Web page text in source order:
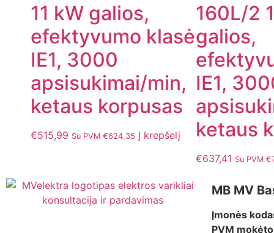
11 kW galios,
efektyvumo klasė
IE1, 3000
apsisukimai/min,
ketaus korpusas
€515,99 Su PVM €624,35 Į krepšelį
160L/2
galios,
IE1,
ketaus
€637,41 Su PVM €
MB MV
Įmonės
PVM